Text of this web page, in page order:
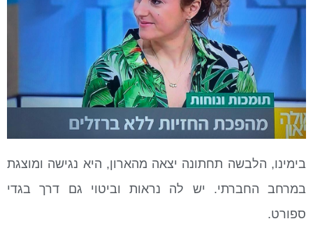
בימינו, הלבשה תחתונה יצאה מהארון, היא נגישה ומוצגת
במרחב החברתי. יש לה נראות וביטוי גם דרך בגדי
ספורט.